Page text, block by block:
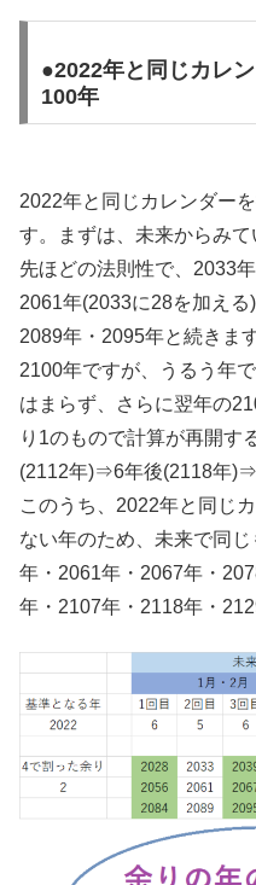
●2022年と同じカレ
100年
2022年と同じカレンダー
す。まずは、未来からみ
先ほどの法則性で、2033
2061年(2033に28を加える
2089年・2095年と続きま
2100年ですが、うるう年
はまらず、さらに翌年の
り1のもので計算が再開
(2112年)⇒6年後(2118年
このうち、2022年と同じ
ない年のため、未来で同
年・2061年・2067年・
年・2107年・2118年・